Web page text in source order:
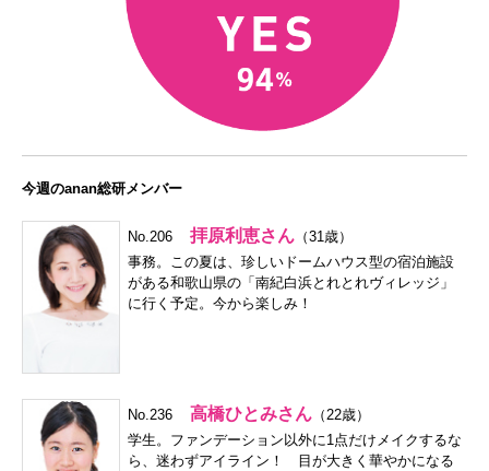
今週のanan総研メンバー
No.206 拝原利恵さん （31歳）
事務。この夏は、珍しいドームハウス型の宿泊施設
がある和歌山県の「南紀白浜とれとれヴィレッジ」
に行く予定。今から楽しみ！
No.236 高橋ひとみさん （22歳）
学生。ファンデーション以外に1点だけメイクするな
ら、迷わずアイライン！ 目が大きく華やかになる